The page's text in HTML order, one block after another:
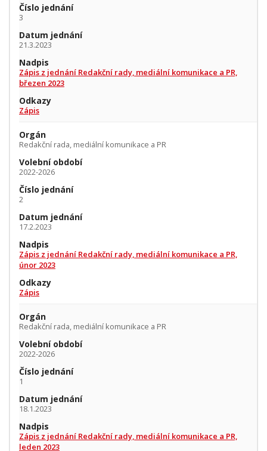
Číslo jednání
3
Datum jednání
21.3.2023
Nadpis
Zápis z jednání Redakční rady, mediální komunikace a PR,
březen 2023
Odkazy
Zápis
Orgán
Redakční rada, mediální komunikace a PR
Volební období
2022-2026
Číslo jednání
2
Datum jednání
17.2.2023
Nadpis
Zápis z jednání Redakční rady, mediální komunikace a PR,
únor 2023
Odkazy
Zápis
Orgán
Redakční rada, mediální komunikace a PR
Volební období
2022-2026
Číslo jednání
1
Datum jednání
18.1.2023
Nadpis
Zápis z jednání Redakční rady, mediální komunikace a PR,
leden 2023